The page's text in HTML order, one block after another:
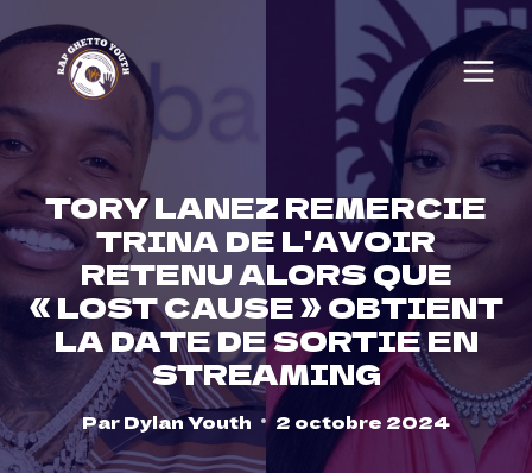
to
content
TORY LANEZ REMERCIE
TRINA DE L'AVOIR
RETENU ALORS QUE
« LOST CAUSE » OBTIENT
LA DATE DE SORTIE EN
STREAMING
ParDylan Youth 2 octobre 2024